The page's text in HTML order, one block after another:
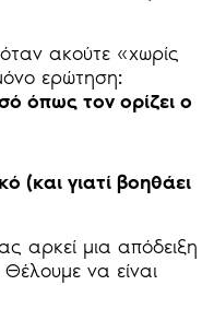
ακούτε «χωρίς
ερώτηση:
όπως τον ορίζει ο
(και γιατί βοηθάει
αρκεί μια απόδειξη
να είναι